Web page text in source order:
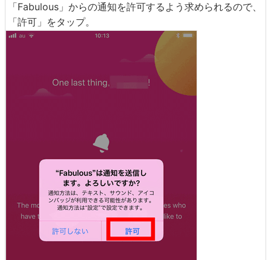
「Fabulous」からの通知を許可するよう求められるので、
「許可」をタップ。